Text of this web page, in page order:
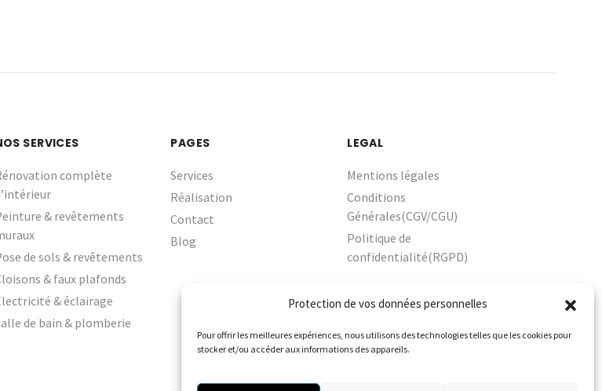
Protection de vos données personnelles
Pour offrir les meilleures expériences, nous utilisons des technologies telles que les cookies pour
stocker et/ou accéder aux informations des appareils.
SERVICES
complète
& revêtements
de sols & revêtements
& faux plafonds
& éclairage
de bain & plomberie
PAGES
Services
Réalisation
Contact
Blog
LEGAL
Mentions légales
Conditions
Générales(CGV/CGU)
Politique de
confidentialité(RGPD)